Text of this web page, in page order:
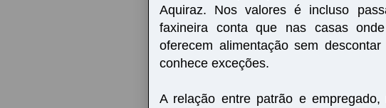
Aquiraz. Nos valores é incluso
faxineira conta que nas casas
oferecem alimentação sem
conhece exceções.
A relação entre patrão e